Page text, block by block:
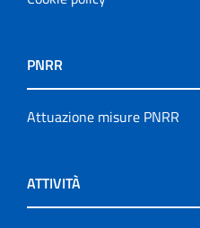
PNRR
Attuazione misure PNRR
ATTIVITÀ